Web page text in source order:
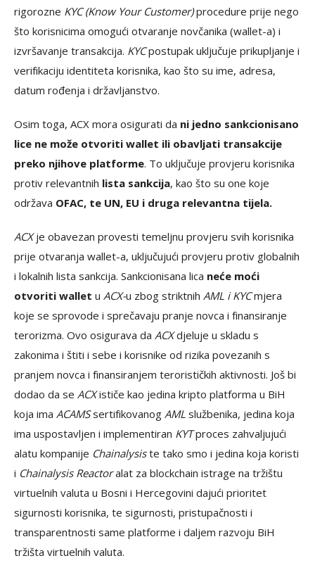
rigorozne KYC (Know Your Customer)procedure prije nego
što korisnicima omogući otvaranje novčanika (wallet-a) i
izvršavanje transakcija. KYCpostupak uključuje prikupljanje i
verifikaciju identiteta korisnika, kao što su ime, adresa,
datum rođenja i državljanstvo.
Osim toga, ACX mora osigurati da ni jedno sankcionisano
lice ne može otvoriti wallet ili obavljati transakcije
preko njihove platforme. To uključuje provjeru korisnika
protiv relevantnih lista sankcija, kao što su one koje
održava OFAC, te UN, EU i druga relevantna tijela.
ACXje obavezan provesti temeljnu provjeru svih korisnika
prije otvaranja wallet-a, uključujući provjeru protiv globalnih
i lokalnih lista sankcija. Sankcionisana lica neće moći
otvoriti wallet u ACX-u zbog striktnih AML i KYCmjera
koje se sprovode i sprečavaju pranje novca i finansiranje
terorizma. Ovo osigurava da ACXdjeluje u skladu s
zakonima i štiti i sebe i korisnike od rizika povezanih s
pranjem novca i finansiranjem terorističkih aktivnosti. Još bi
dodao da se ACXističe kao jedina kripto platforma u BiH
koja ima ACAMSsertifikovanog AML službenika, jedina koja
ima uspostavljen i implementiran KYTproces zahvaljujući
alatu kompanije Chainalysiste tako smo i jedina koja koristi
i Chainalysis Reactoralat za blockchain istrage na tržištu
virtuelnih valuta u Bosni i Hercegovini dajući prioritet
sigurnosti korisnika, te sigurnosti, pristupačnosti i
transparentnosti same platforme i daljem razvoju BiH
tržišta virtuelnih valuta.